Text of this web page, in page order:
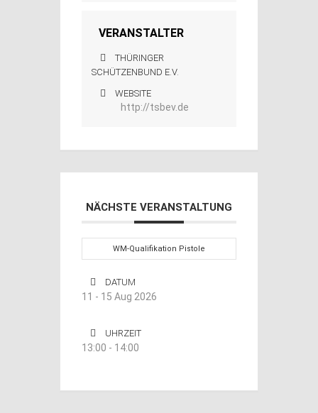
VERANSTALTER
THÜRINGER
SCHÜTZENBUND E.V.
WEBSITE
http://tsbev.de
NÄCHSTE VERANSTALTUNG
WM-Qualifikation Pistole
DATUM
11 - 15 Aug 2026
UHRZEIT
13:00 - 14:00